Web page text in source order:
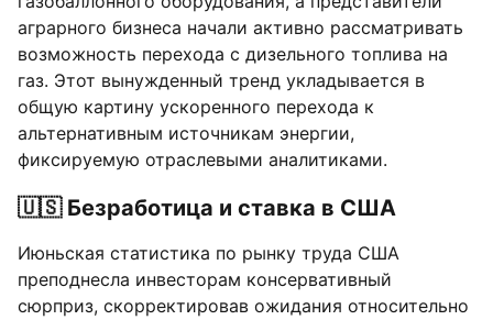
аграрного бизнеса начали активно рассматривать
возможность перехода с дизельного топлива на
газ. Этот вынужденный тренд укладывается в
общую картину ускоренного перехода к
альтернативным источникам энергии,
фиксируемую отраслевыми аналитиками.
🇺🇸 Безработица и ставка в США
Июньская статистика по рынку труда США
преподнесла инвесторам консервативный
сюрприз, скорректировав ожидания относительно